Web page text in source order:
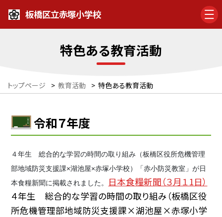
板橋区立赤塚小学校
特色ある教育活動
トップページ > 教育活動 > 特色ある教育活動
令和７年度
４年生 総合的な学習の時間の取り組み（板橋区役所危機管理
部地域防災支援課×湖池屋×赤塚小学校）「赤小防災教室」が日
本食糧新聞に掲載されました。
日本食糧新聞（３月１1日）
４年生 総合的な学習の時間の取り組み（板橋区役
所危機管理部地域防災支援課×湖池屋×赤塚小学